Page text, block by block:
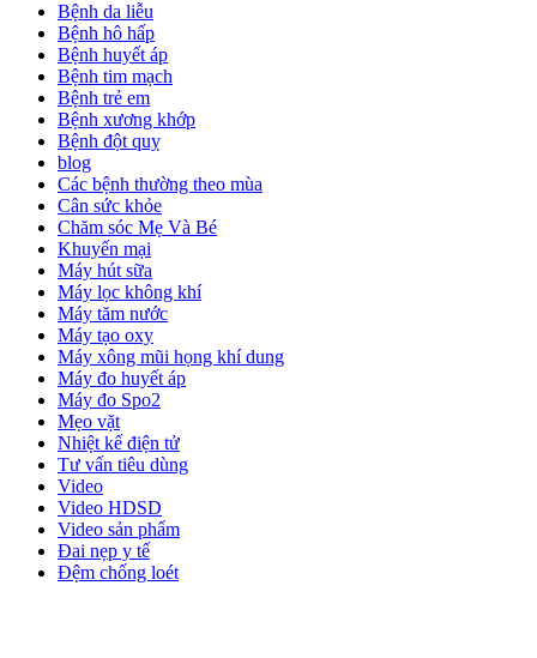
Bệnh da liễu
Bệnh hô hấp
Bệnh huyết áp
Bệnh tim mạch
Bệnh trẻ em
Bệnh xương khớp
Bệnh đột quỵ
blog
Các bệnh thường theo mùa
Cân sức khỏe
Chăm sóc Mẹ Và Bé
Khuyến mại
Máy hút sữa
Máy lọc không khí
Máy tăm nước
Máy tạo oxy
Máy xông mũi họng khí dung
Máy đo huyết áp
Máy đo Spo2
Mẹo vặt
Nhiệt kế điện tử
Tư vấn tiêu dùng
Video
Video HDSD
Video sản phẩm
Đai nẹp y tế
Đệm chống loét